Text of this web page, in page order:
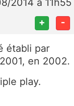
2014 à 11h55
+ -
établi par
en 2002.
play.